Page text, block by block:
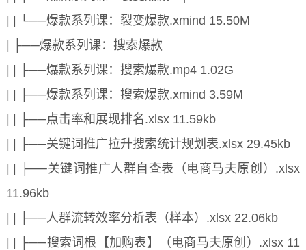
| | └──爆款系列课：裂变爆款.xmind 15.50M
| ├──爆款系列课：搜索爆款
| | ├──爆款系列课：搜索爆款.mp4 1.02G
| | ├──爆款系列课：搜索爆款.xmind 3.59M
| | ├──点击率和展现排名.xlsx 11.59kb
| | ├──关键词推广拉升搜索统计规划表.xlsx 29.45kb
| | ├──关键词推广人群自查表（电商马夫原创）.xlsx
11.96kb
| | ├──人群流转效率分析表（样本）.xlsx 22.06kb
| | ├──搜索词根【加购表】（电商马夫原创）.xlsx 11